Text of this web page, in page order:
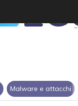
Malware e attacchi